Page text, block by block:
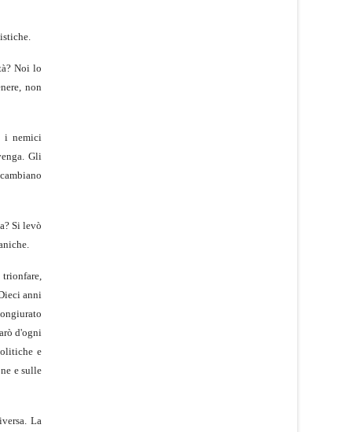
Noi lo
non
i nemici
Gli
Si levò
anni
d'ogni
e
e sulle
La